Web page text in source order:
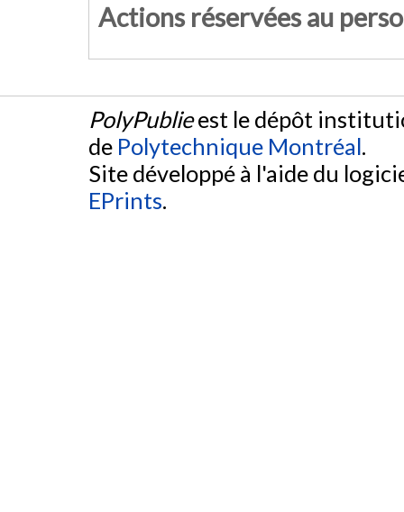
Actions réservées au
PolyPublieest le dépôt
de Polytechnique Montréal.
Site développé à l'aide du
EPrints.